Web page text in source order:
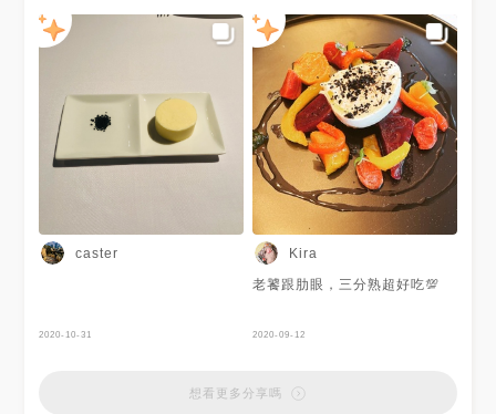
caster
2020-10-31
Kira
老饕跟肋眼，三分熟超好吃💯
2020-09-12
想看更多分享嗎